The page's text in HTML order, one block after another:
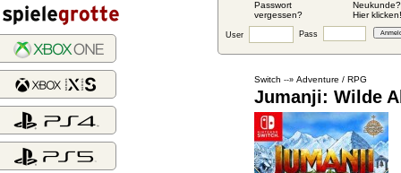
Passwort
vergessen?
Neukunde?
Hier klicken!
User Pass
Switch --» Adventure / RPG
Jumanji: Wilde